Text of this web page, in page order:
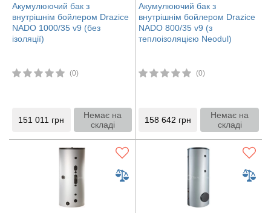
Акумулюючий бак з
внутрішнім бойлером Drazice
NADO 1000/35 v9 (без
ізоляції)
(0)
151 011 грн
Немає на
складі
Акумулюючий бак з
внутрішнім бойлером Drazice
NADO 800/35 v9 (з
теплоізоляцією Neodul)
(0)
158 642 грн
Немає на
складі